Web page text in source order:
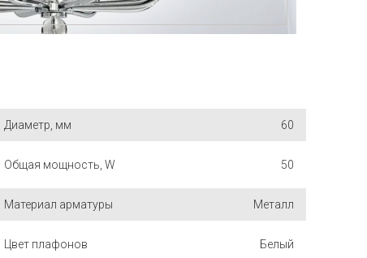
Диаметр, мм 60
Общая мощность, W 50
Материал арматуры Металл
Цвет плафонов Белый